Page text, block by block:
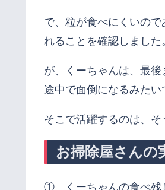
で、粒が食べにくいの
れることを確認しました
が、くーちゃんは、最後
途中で面倒になるみたい
そこで活躍するのは、そ
お掃除屋さんの
① くーちゃんの食べ残